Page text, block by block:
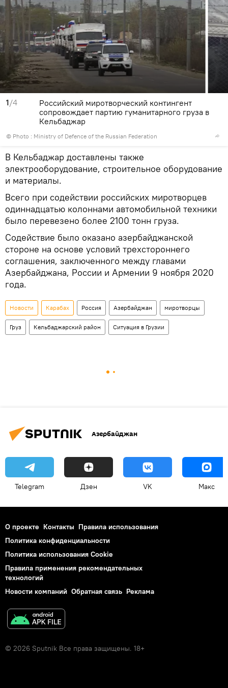
1/4
© Photo : Ministry of Defence of the Russian Federation
Российский миротворческий контингент
сопровождает партию гуманитарного груза в
Кельбаджар
В Кельбаджар доставлены также
электрооборудование, строительное оборудование
и материалы.
Всего при содействии российских миротворцев
одиннадцатью колоннами автомобильной техники
было перевезено более 2100 тонн груза.
Содействие было оказано азербайджанской
стороне на основе условий трехстороннего
соглашения, заключенного между главами
Азербайджана, России и Армении 9 ноября 2020
года.
Новости Карабах Россия Азербайджан миротворцы
Груз Кельбаджарский район Ситуация в Грузии
Азербайджан
Telegram Дзен VK Макс
О проекте Контакты Правила использования
Политика конфиденциальности
Политика использования Cookie
Правила применения рекомендательных
технологий
Новости компаний Обратная связь Реклама
© 2026 Sputnik Все права защищены. 18+